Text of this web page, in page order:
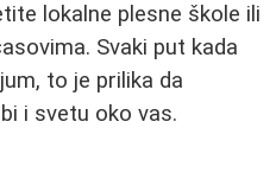
lokalne plesne škole ili
Svaki put kada
to je prilika da
i svetu oko vas.